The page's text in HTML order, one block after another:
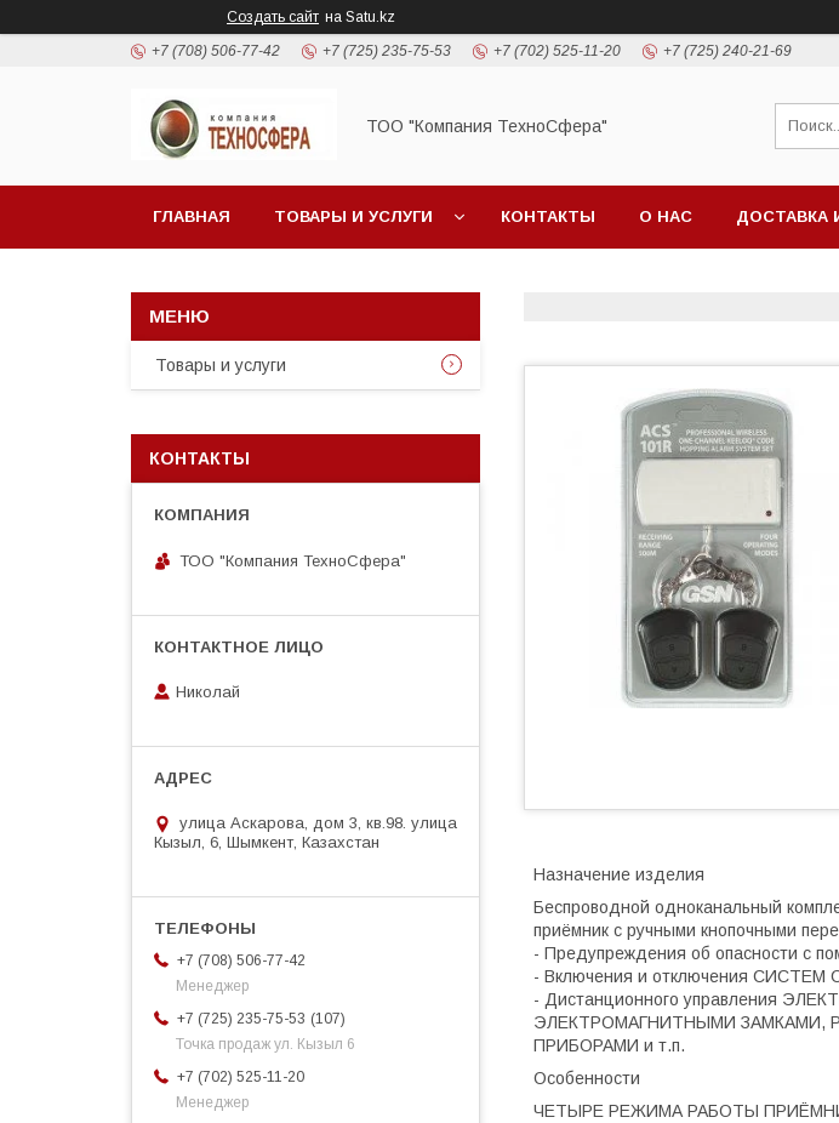
Создать сайт на Satu.kz
+7 (708) 506-77-42 +7 (725) 235-75-53 +7 (702) 525-11-20 +7 (725) 240-21-69
ТОО "Компания ТехноСфера"
ГЛАВНАЯ ТОВАРЫ И УСЛУГИ КОНТАКТЫ О НАС ДОСТАВКА
Назначение изделия
Беспроводной одноканальный
приёмник с ручными кнопочными
- Предупреждения об опасности
- Включения и отключения
- Дистанционного управления
ЭЛЕКТРОМАГНИТНЫМИ ЗАМКАМИ,
ПРИБОРАМИ и т.п.
Особенности
ЧЕТЫРЕ РЕЖИМА РАБОТЫ
Товары и услуги
КОНТАКТЫ
ТОО "Компания ТехноСфера"
Николай
улица Аскарова, дом 3, кв.98. улица
Кызыл, 6, Шымкент, Казахстан
+7 (708) 506-77-42
Менеджер
+7 (725) 235-75-53
107
Точка продаж ул. Кызыл 6
+7 (702) 525-11-20
Менеджер